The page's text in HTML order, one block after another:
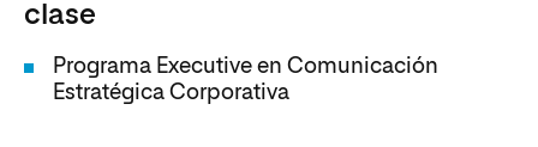
clase
Programa Executive en Comunicación
Estratégica Corporativa